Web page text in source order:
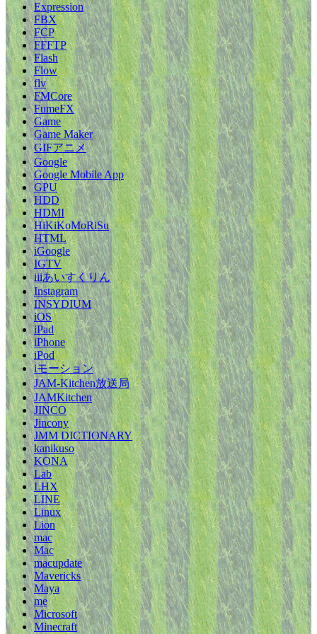
Expression
FBX
FCP
FFFTP
Flash
Flow
flv
FMCore
FumeFX
Game
Game Maker
GIFアニメ
Google
Google Mobile App
GPU
HDD
HDMI
HiKiKoMoRiSu
HTML
iGoogle
IGTV
iiiあいすくりん
Instagram
INSYDIUM
iOS
iPad
iPhone
iPod
iモーション
JAM-Kitchen放送局
JAMKitchen
JINCO
Jincony
JMM DICTIONARY
kanikuso
KONA
Lab
LHX
LINE
Linux
Lion
mac
Mac
macupdate
Mavericks
Maya
me
Microsoft
Minecraft